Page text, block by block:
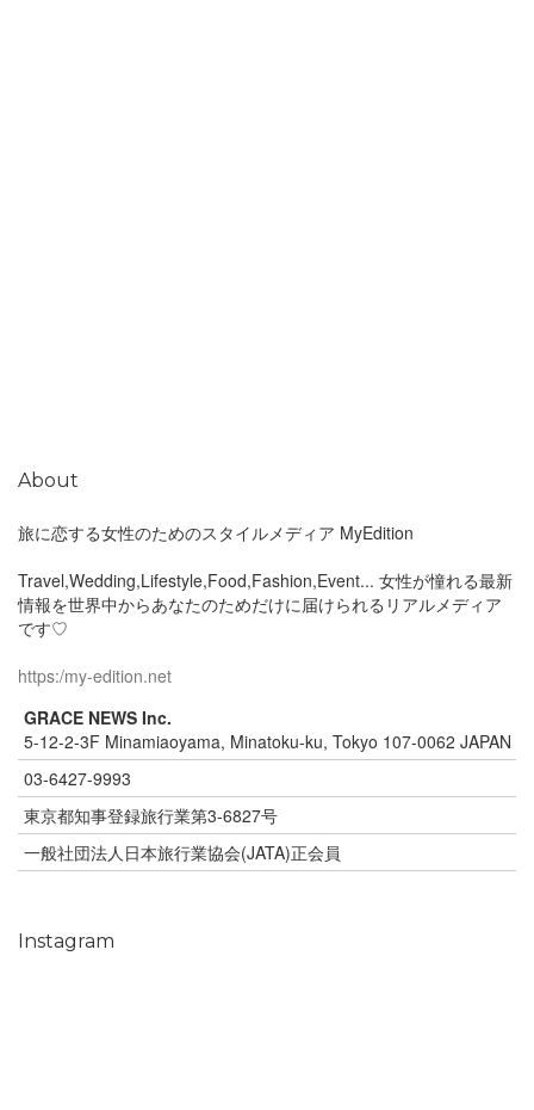
About
旅に恋する女性のためのスタイルメディア MyEdition
Travel,Wedding,Lifestyle,Food,Fashion,Event... 女性が憧れる最新
情報を世界中からあなたのためだけに届けられるリアルメディア
です♡
https:/my-edition.net
GRACE NEWS Inc.
5-12-2-3F Minamiaoyama, Minatoku-ku, Tokyo 107-0062 JAPAN
03-6427-9993
東京都知事登録旅行業第3-6827号
一般社団法人日本旅行業協会(JATA)正会員
Instagram